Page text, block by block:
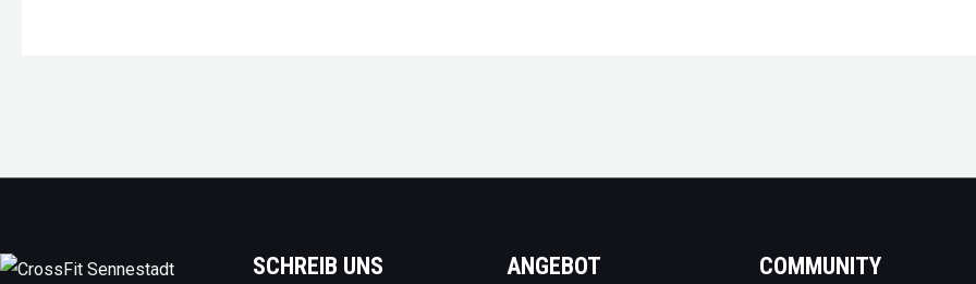
SCHREIB UNS ANGEBOT COMMUNITY